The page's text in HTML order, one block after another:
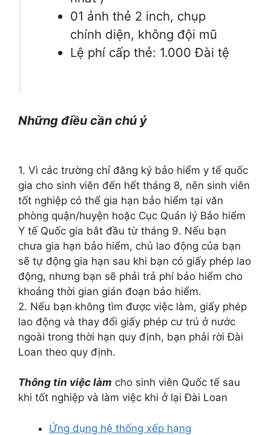
01 ảnh thẻ 2 inch, chụp
chính diện, không đội mũ
Lệ phí cấp thẻ: 1.000 Đài tệ
Những điều cần chú ý
1. Vì các trường chỉ đăng ký bảo hiểm y tế quốc
gia cho sinh viên đến hết tháng 8, nên sinh viên
tốt nghiệp có thể gia hạn bảo hiểm tại văn
phòng quận/huyện hoặc Cục Quản lý Bảo hiểm
Y tế Quốc gia bắt đầu từ tháng 9. Nếu bạn
chưa gia hạn bảo hiểm, chủ lao động của bạn
sẽ tự động gia hạn sau khi bạn có giấy phép lao
động, nhưng bạn sẽ phải trả phí bảo hiểm cho
khoảng thời gian gián đoạn bảo hiểm.
2. Nếu bạn không tìm được việc làm, giấy phép
lao động và thay đổi giấy phép cư trú ở nước
ngoài trong thời hạn quy định, bạn phải rời Đài
Loan theo quy định.
Thông tin việc làm cho sinh viên Quốc tế sau
khi tốt nghiệp và làm việc khi ở lại Đài Loan
Ứng dụng hệ thống xếp hạng